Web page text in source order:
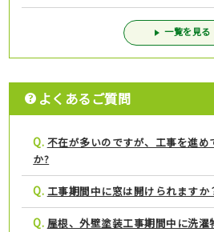
一覧を見る
よくあるご質問
Q. 不在が多いのですが、工事を進め
か?
Q. 工事期間中に窓は開けられますか
Q. 屋根、外壁塗装工事期間中に洗濯